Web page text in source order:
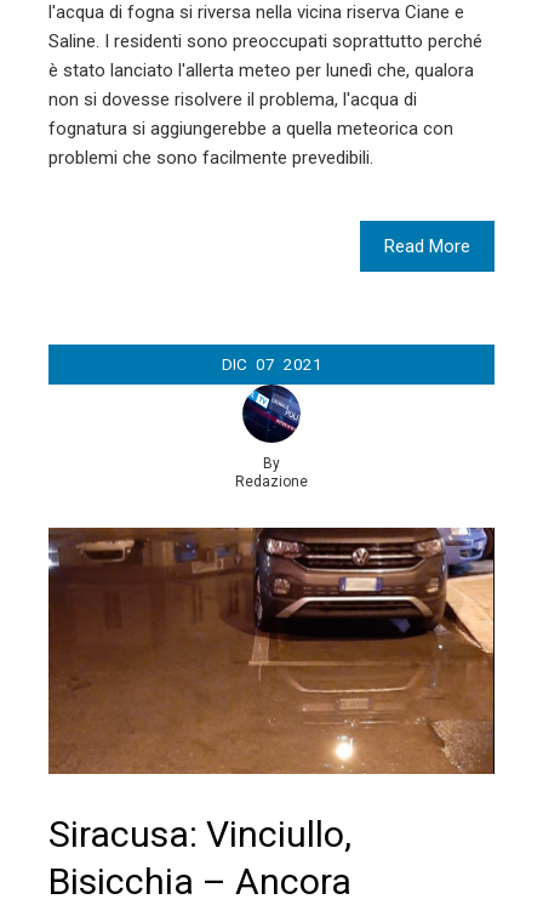
l'acqua di fogna si riversa nella vicina riserva Ciane e
Saline. I residenti sono preoccupati soprattutto perché
è stato lanciato l'allerta meteo per lunedì che, qualora
non si dovesse risolvere il problema, l'acqua di
fognatura si aggiungerebbe a quella meteorica con
problemi che sono facilmente prevedibili.
Read More
DIC 07 2021
By
Redazione
Siracusa: Vinciullo,
Bisicchia – Ancora